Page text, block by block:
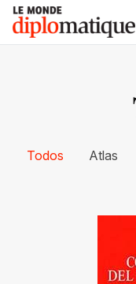
Skip
content
Le monde diplomatique
Todos Atlas